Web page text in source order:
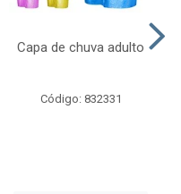
Capa de chuva adulto
Código: 832331